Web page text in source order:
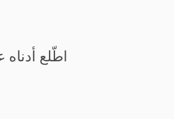
اطّلع أدناه